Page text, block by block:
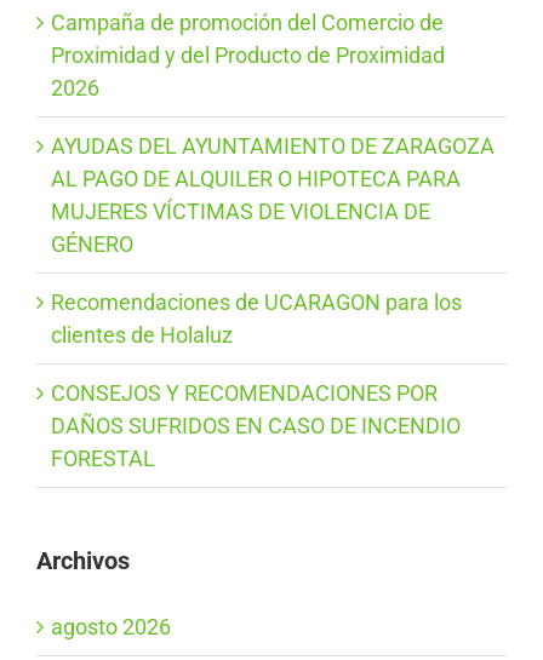
Campaña de promoción del Comercio de
Proximidad y del Producto de Proximidad
2026
AYUDAS DEL AYUNTAMIENTO DE ZARAGOZA
AL PAGO DE ALQUILER O HIPOTECA PARA
MUJERES VÍCTIMAS DE VIOLENCIA DE
GÉNERO
Recomendaciones de UCARAGON para los
clientes de Holaluz
CONSEJOS Y RECOMENDACIONES POR
DAÑOS SUFRIDOS EN CASO DE INCENDIO
FORESTAL
Archivos
agosto 2026